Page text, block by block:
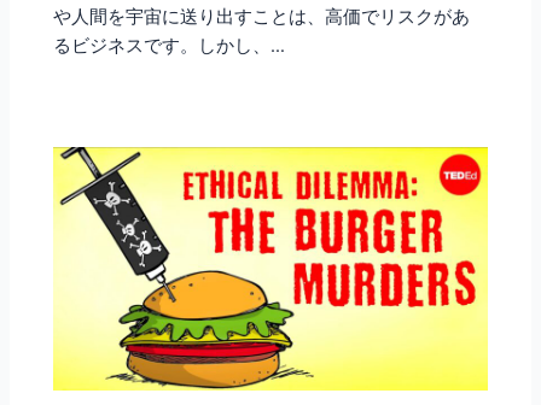
や人間を宇宙に送り出すことは、高価でリスクがあ
るビジネスです。しかし、…